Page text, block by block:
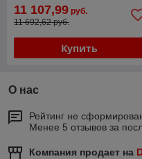
11 107,99 руб.
11 692,62 руб.
Купить
О нас
Рейтинг не
Менее 5 отзывов за
Компания продает на